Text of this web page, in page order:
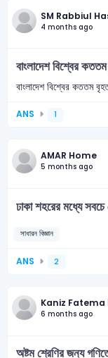
SM Rabbiul
4 months ago
বাংলাদেশ বিশ্বের
বাংলাদেশ বিশ্বের কততম
ANS 1
AMAR Home
5 months ago
ঢাকা শহরের মধ্যে সবচে
সাধারন বিজ্ঞান
ANS 2
Kaniz Fatema
6 months ago
অষ্টম শ্রেণির জন্য